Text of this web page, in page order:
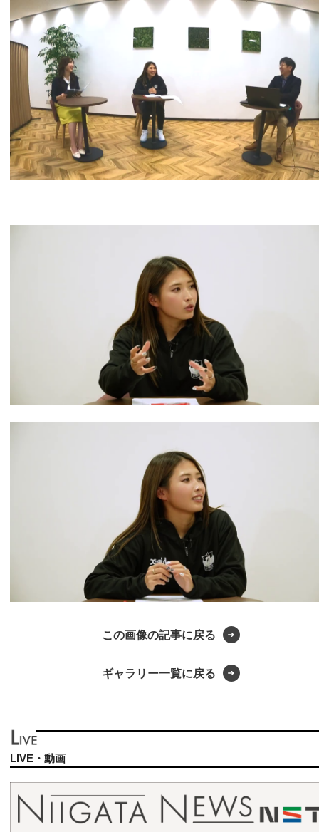
この画像の記事に戻る
ギャラリー一覧に戻る
LIVE・動画